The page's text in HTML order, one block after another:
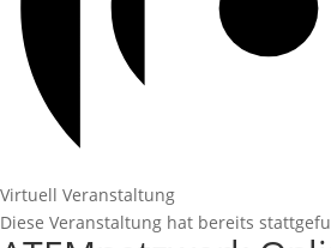
Virtuell Veranstaltung
Diese Veranstaltung hat bereits